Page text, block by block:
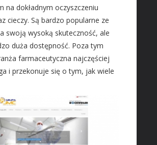
na dokładnym oczyszczeniu
cieczy. Są bardzo popularne ze
swoją wysoką skuteczność, ale
duża dostępność. Poza tym
farmaceutyczna najczęściej
i przekonuje się o tym, jak wiele